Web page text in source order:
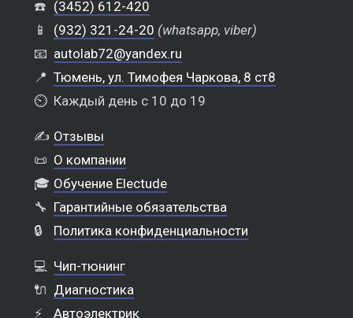
☎️ (3452) 612-420
📱
(932) 321-24-20 (whatsapp, viber)
📧 autolab72@yandex.ru
📍 Тюмень, ул. Тимофея Чаркова, 8 ст8
⏲️ Каждый день с 10 до 19
✍️ Отзывы
📜 О компании
🎓 Обучение Electude
🔧 Гарантийные обязательства
🔒
Политика конфиденциальности
💻 Чип-тюнинг
🔌 Диагностика
⚡
Автоэлектрик